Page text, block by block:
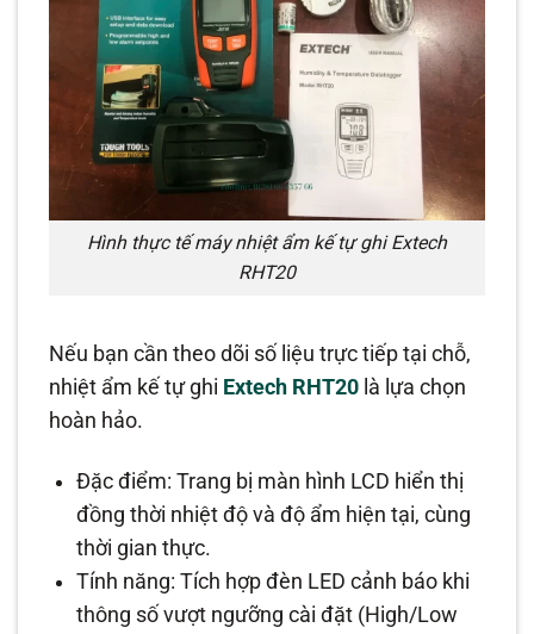
Hình thực tế máy nhiệt ẩm kế tự ghi Extech
RHT20
Nếu bạn cần theo dõi số liệu trực tiếp tại chỗ,
nhiệt ẩm kế tự ghi Extech RHT20 là lựa chọn
hoàn hảo.
Đặc điểm: Trang bị màn hình LCD hiển thị
đồng thời nhiệt độ và độ ẩm hiện tại, cùng
thời gian thực.
Tính năng: Tích hợp đèn LED cảnh báo khi
thông số vượt ngưỡng cài đặt (High/Low